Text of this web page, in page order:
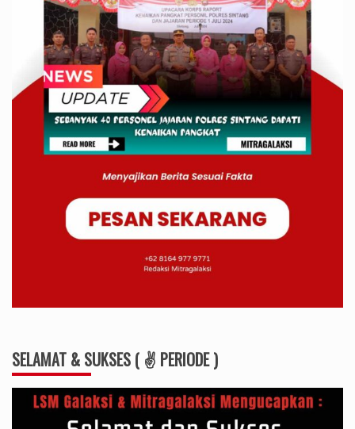
SELAMAT & SUKSES ( ✌ PERIODE )